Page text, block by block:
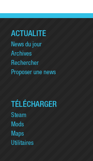
ACTUALITÉ
News du jour
Archives
Rechercher
Proposer une news
TÉLÉCHARGER
Steam
Mods
Maps
Utilitaires